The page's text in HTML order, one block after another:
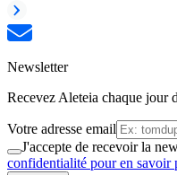
Newsletter
Recevez Aleteia chaque jour
Votre adresse email
J'accepte de recevoir la
confidentialité pour en savoir